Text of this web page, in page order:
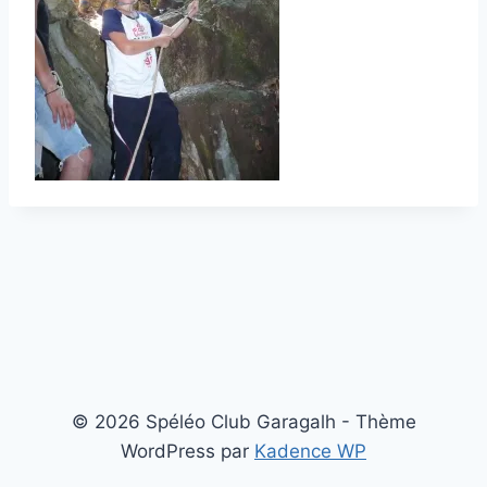
© 2026 Spéléo Club Garagalh - Thème
WordPress par Kadence WP